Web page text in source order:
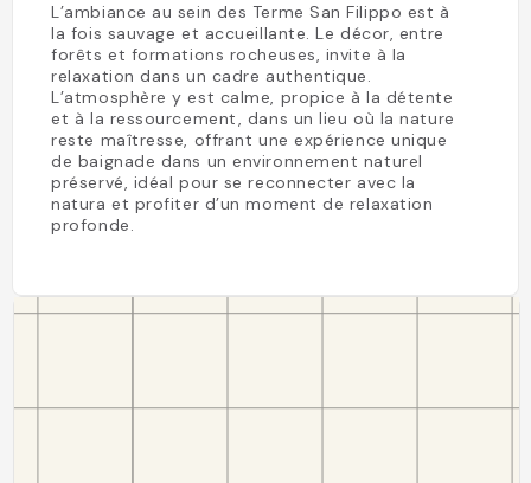
L’ambiance au sein des Terme San Filippo est à
la fois sauvage et accueillante. Le décor, entre
forêts et formations rocheuses, invite à la
relaxation dans un cadre authentique.
L’atmosphère y est calme, propice à la détente
et à la ressourcement, dans un lieu où la nature
reste maîtresse, offrant une expérience unique
de baignade dans un environnement naturel
préservé, idéal pour se reconnecter avec la
natura et profiter d’un moment de relaxation
profonde.